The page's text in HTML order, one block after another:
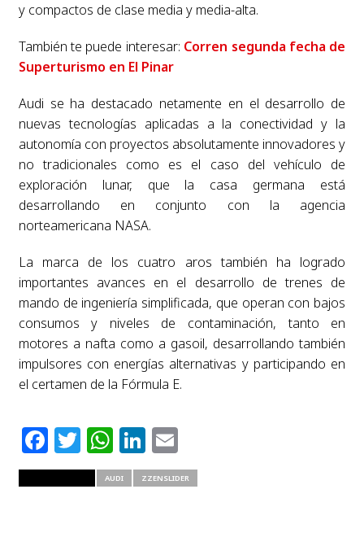
y compactos de clase media y media-alta.
También te puede interesar: Corren segunda fecha de
Superturismo en El Pinar
Audi se ha destacado netamente en el desarrollo de
nuevas tecnologías aplicadas a la conectividad y la
autonomía con proyectos absolutamente innovadores y
no tradicionales como es el caso del vehículo de
exploración lunar, que la casa germana está
desarrollando en conjunto con la agencia
norteamericana NASA.
La marca de los cuatro aros también ha logrado
importantes avances en el desarrollo de trenes de
mando de ingeniería simplificada, que operan con bajos
consumos y niveles de contaminación, tanto en
motores a nafta como a gasoil, desarrollando también
impulsores con energías alternativas y participando en
el certamen de la Fórmula E.
Facebook
Twitter
WhatsApp
LinkedIn
Email
AUDI ZZENSLIDER